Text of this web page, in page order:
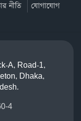
নীতি যোগাযোগ
A, Road-1,
Dhaka,
4